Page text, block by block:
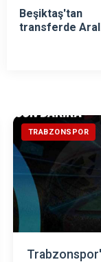
Beşiktaş'tan
transferde Aral
TRABZONSPOR